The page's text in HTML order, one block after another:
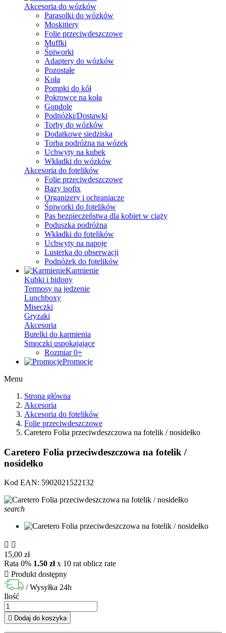
Akcesoria do wózków
Parasolki do wózków
Moskitiery
Folie przeciwdeszczowe
Muffki
Śpiworki
Adaptery do wózków
Pozostałe
Koła
Pompki do kół
Pokrowce na koła
Gondole
Podnóżki/Dostawki
Torby do wózków
Dodatkowe siedziska
Torba podróżna na wózek
Uchwyty na kubek
Wkładki do wózków
Akcesoria do fotelików
Folie przeciwdeszczowe
Bazy isofix
Organizery i ochraniacze
Śpiworki do fotelików
Pas bezpieczeństwa dla kobiet w ciąży
Poduszka podróżna
Wkładki do fotelików
Uchwyty na napoje
Lusterka do obserwacji
Podnóżek do fotelików
Karmienie
Kubki i bidony
Termosy na jedzenie
Lunchboxy
Miseczki
Gryzaki
Akcesoria
Butelki do karmienia
Smoczki uspokajające
Rozmiar 0+
Promocje
Menu
Strona główna
Akcesoria
Akcesoria do fotelików
Folie przeciwdeszczowe
Caretero Folia przeciwdeszczowa na fotelik / nosidełko
Caretero Folia przeciwdeszczowa na fotelik /
nosidełko
Kod EAN: 5902021522132
search
 
15,00 zł
Rata 0% 1.50 złx 10 rat oblicz rate
 Produkt dostępny
/ Wysyłka 24h
Ilość
 Dodaj do koszyka